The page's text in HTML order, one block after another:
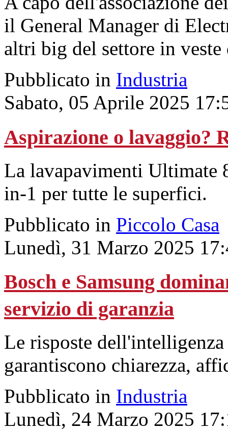
il General Manager di
altri big del settore in
Pubblicato in Industria
Sabato, 05 Aprile 2025
Aspirazione o lavaggio?
La lavapavimenti Ultimate
in-1 per tutte le superfici.
Pubblicato in Piccolo Casa
Lunedì, 31 Marzo 2025
Bosch e Samsung
servizio di garanzia
Le risposte
garantiscono chiarezza,
Pubblicato in Industria
Lunedì, 24 Marzo 2025